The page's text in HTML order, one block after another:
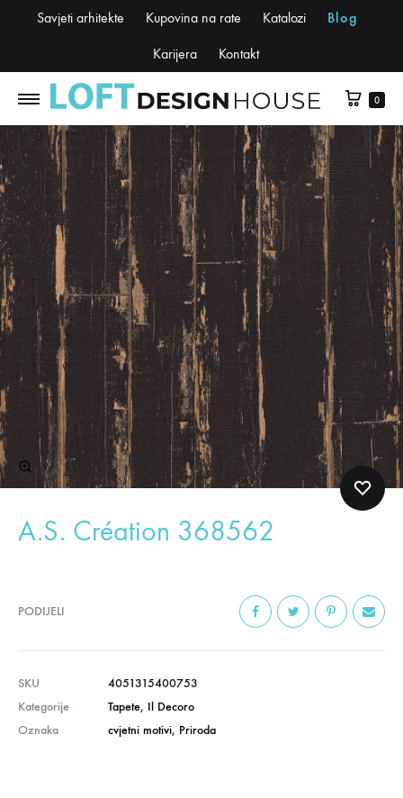
Savjeti arhitekte Kupovina na rate Katalozi Blog
Karijera Kontakt
0
A.S. Création 368562
PODIJELI
SKU
4051315400753
Kategorije
Tapete, Il Decoro
Oznaka
cvjetni motivi, Priroda